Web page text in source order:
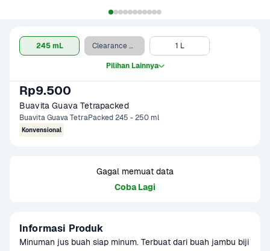
245 mL Clearance Sale - 1 L 1 L
Pilihan Lainnya
Rp9.500
Buavita Guava Tetrapacked
Buavita Guava TetraPacked 245 - 250 ml
Konvensional
Gagal memuat data
Coba Lagi
Informasi Produk
Minuman jus buah siap minum. Terbuat dari buah jambu biji